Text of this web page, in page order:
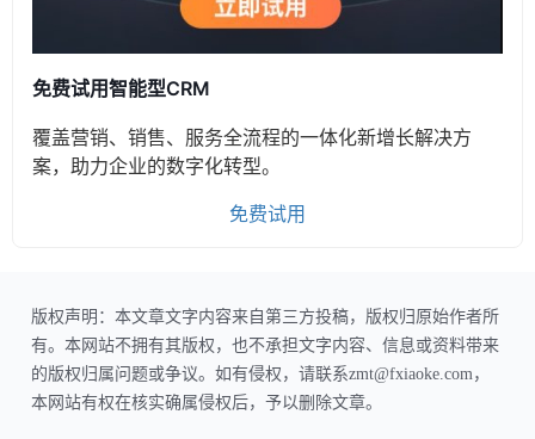
免费试用智能型CRM
覆盖营销、销售、服务全流程的一体化新增长解决方
案，助力企业的数字化转型。
免费试用
版权声明：本文章文字内容来自第三方投稿，版权归原始作者所
有。本网站不拥有其版权，也不承担文字内容、信息或资料带来
的版权归属问题或争议。如有侵权，请联系zmt@fxiaoke.com，
本网站有权在核实确属侵权后，予以删除文章。